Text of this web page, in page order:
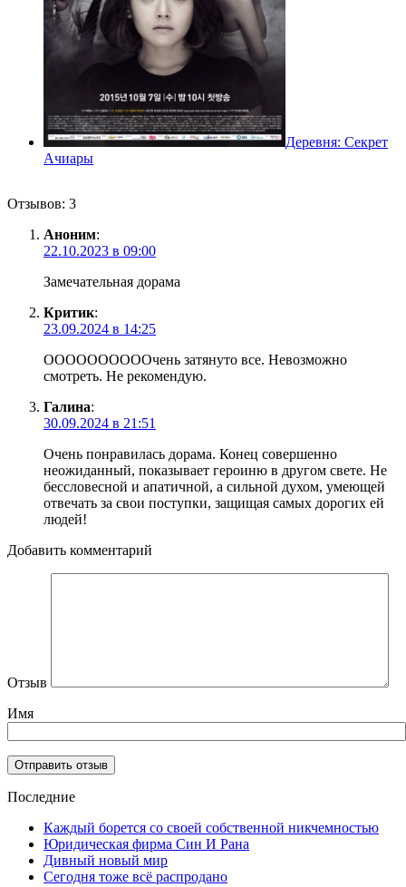
Деревня: Секрет
Ачиары
Отзывов: 3
Аноним:
22.10.2023 в 09:00
Замечательная дорама
Критик:
23.09.2024 в 14:25
ООООООООООчень затянуто все. Невозможно
смотреть. Не рекомендую.
Галина:
30.09.2024 в 21:51
Очень понравилась дорама. Конец совершенно
неожиданный, показывает героиню в другом свете. Не
бессловесной и апатичной, а сильной духом, умеющей
отвечать за свои поступки, защищая самых дорогих ей
людей!
Добавить комментарий
Отзыв
Имя
Последние
Каждый борется со своей собственной никчемностью
Юридическая фирма Син И Рана
Дивный новый мир
Сегодня тоже всё распродано